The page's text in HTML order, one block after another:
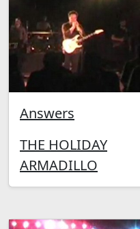
Answers
THE HOLIDAY
ARMADILLO